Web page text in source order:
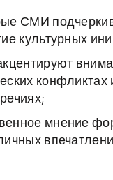
СМИ
культурных
конфликтах
мнение